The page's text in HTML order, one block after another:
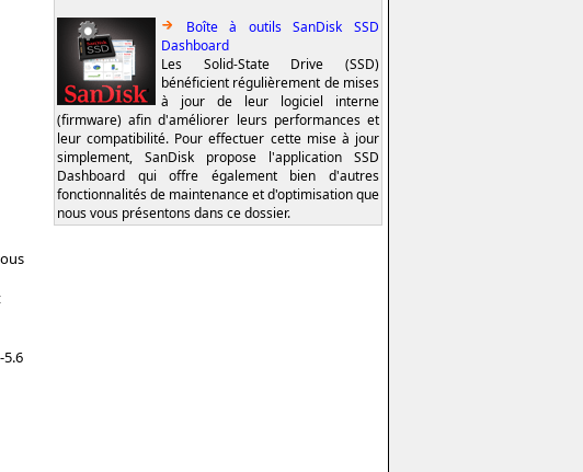
Boîte à outils SanDisk SSD
Dashboard
Les Solid-State Drive (SSD)
bénéficient régulièrement de mises
à jour de leur logiciel interne
(firmware) afin d'améliorer leurs performances et
leur compatibilité. Pour effectuer cette mise à jour
simplement, SanDisk propose l'application SSD
Dashboard qui offre également bien d'autres
fonctionnalités de maintenance et d'optimisation que
nous vous présentons dans ce dossier.